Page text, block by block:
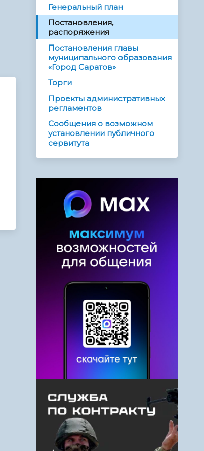
Генеральный план
Постановления,
распоряжения
Постановления главы
муниципального образования
«Город Саратов»
Торги
Проекты административных
регламентов
Сообщения о возможном
установлении публичного
сервитута